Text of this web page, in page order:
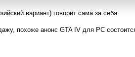
вариант) говорит сама за себя.
похоже анонс GTA IV для PC